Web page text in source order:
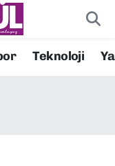
Teknoloji